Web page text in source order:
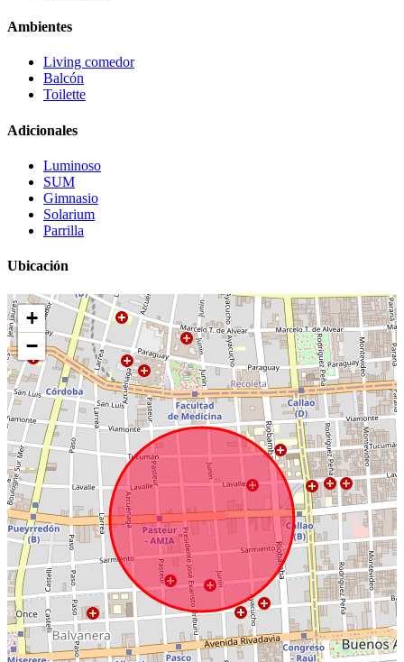
Ambientes
Living comedor
Balcón
Toilette
Adicionales
Luminoso
SUM
Gimnasio
Solarium
Parrilla
Ubicación
+
−